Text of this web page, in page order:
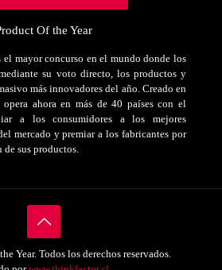
Of the Year
mayor concurso en el mundo donde los
su voto directo, los productos y
más innovadores del año. Creado en
opera ahora en más de 40 países con el
a los consumidores a los mejores
mercado y premiar a los fabricantes por
sus productos.
Year. Todos los derechos reservados.